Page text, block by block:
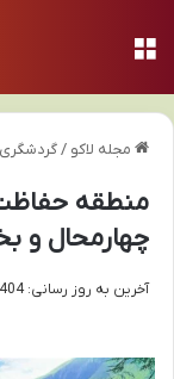
مجله لاکو /گردشگری
منطقه
چهارمحال و
آخرین به روز رسانی: 05/06/1404